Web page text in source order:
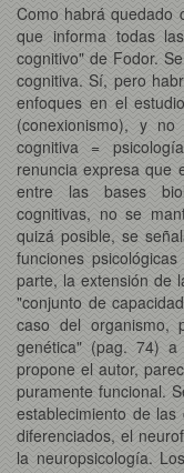
Como habrá quedado
que informa todas
cognitivo" de Fodor.
cognitiva. Sí, pero
enfoques en el
(conexionismo), y
cognitiva =
renuncia expresa que
entre las bases
cognitivas, no se
quizá posible, se
funciones
parte, la extensión de
"conjunto de
caso del organismo,
genética" (pag. 74)
propone el autor,
puramente funcional.
establecimiento de
diferenciados, el
la neuropsicología.